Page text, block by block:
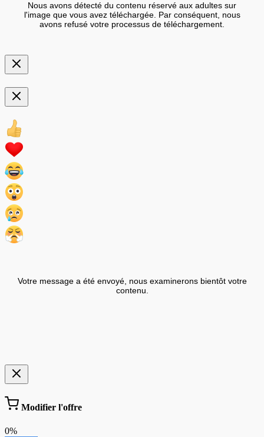
Nous avons détecté du contenu réservé aux adultes sur
l'image que vous avez téléchargée. Par conséquent, nous
avons refusé votre processus de téléchargement.
Votre message a été envoyé, nous examinerons bientôt votre
contenu.
Modifier l'offre
0%